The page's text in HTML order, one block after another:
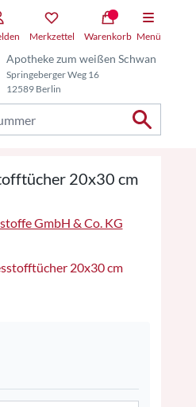
Merkzettel Warenkorb Menü
Apotheke zum weißen Schwan
Springeberger Weg 16
12589 Berlin
20x30 cm
GmbH & Co. KG